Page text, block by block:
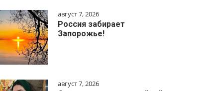
август 7, 2026
Россия забирает
Запорожье!
август 7, 2026